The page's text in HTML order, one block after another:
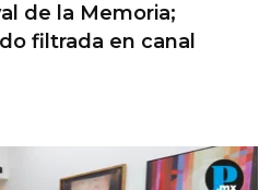
de la Memoria;
filtrada en canal